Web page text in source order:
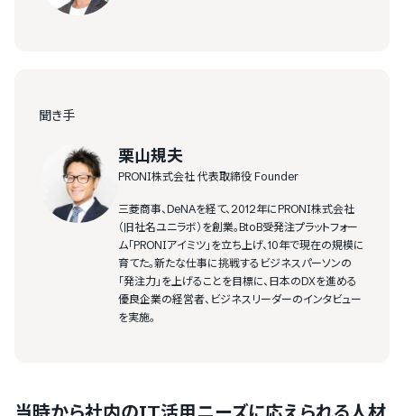
聞き手
栗山規夫
PRONI株式会社 代表取締役 Founder
三菱商事、DeNAを経て、2012年にPRONI株式会社
（旧社名ユニラボ）を創業。BtoB受発注プラットフォー
ム「PRONIアイミツ」を立ち上げ、10年で現在の規模に
育てた。新たな仕事に挑戦するビジネスパーソンの
「発注力」を上げることを目標に、日本のDXを進める
優良企業の経営者、ビジネスリーダーのインタビュー
を実施。